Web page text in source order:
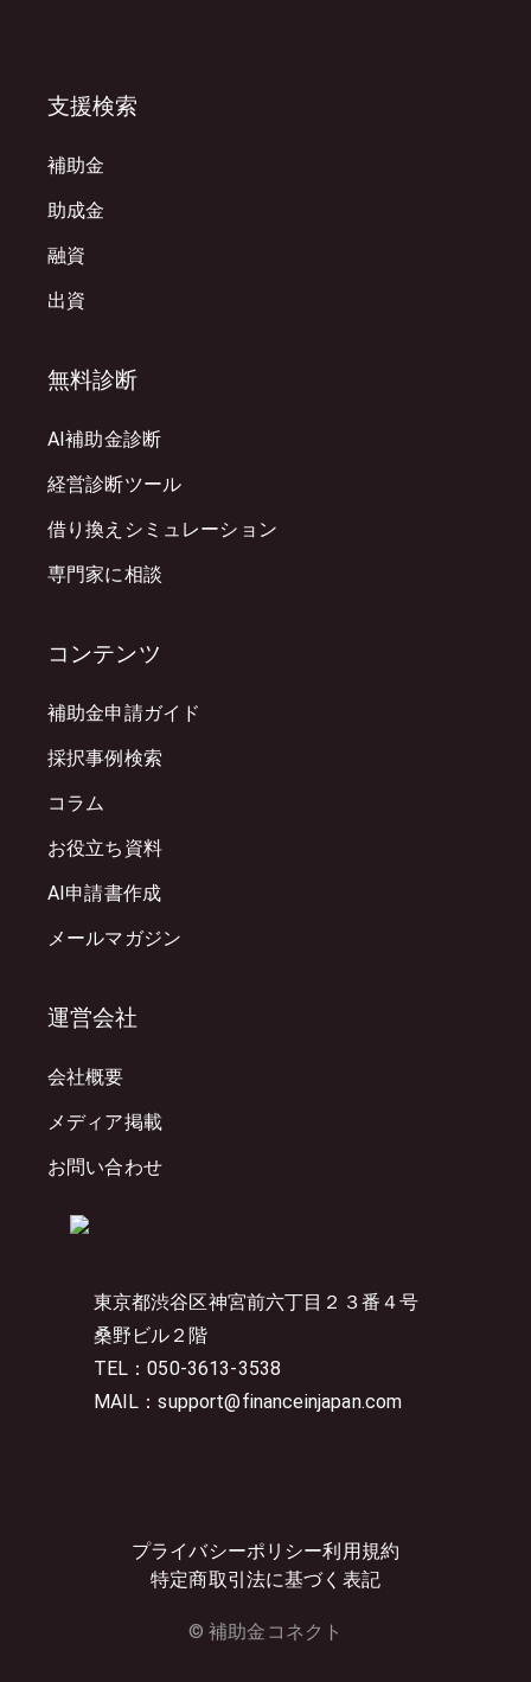
東京都渋谷区神宮前六丁目２３番４号
桑野ビル２階
TEL：050-3613-3538
MAIL：support@financeinjapan.com
プライバシーポリシー利用規約
特定商取引法に基づく表記
© 補助金コネクト
支援検索
補助金
助成金
融資
出資
無料診断
AI補助金診断
経営診断ツール
借り換えシミュレーション
専門家に相談
コンテンツ
補助金申請ガイド
採択事例検索
コラム
お役立ち資料
AI申請書作成
メールマガジン
運営会社
会社概要
メディア掲載
お問い合わせ